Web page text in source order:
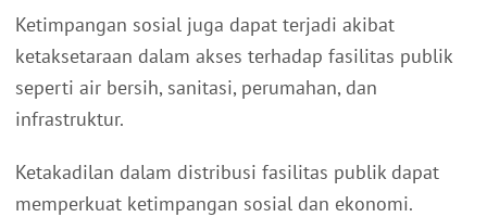
Ketimpangan sosial juga dapat terjadi akibat
ketaksetaraan dalam akses terhadap fasilitas publik
seperti air bersih, sanitasi, perumahan, dan
infrastruktur.
Ketakadilan dalam distribusi fasilitas publik dapat
memperkuat ketimpangan sosial dan ekonomi.